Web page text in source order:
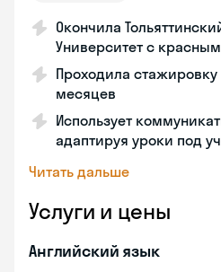
Окончила
Университет с
Проходила
месяцев
Использует
адаптируя уроки под
Читать дальше
Услуги и цены
Английский язык